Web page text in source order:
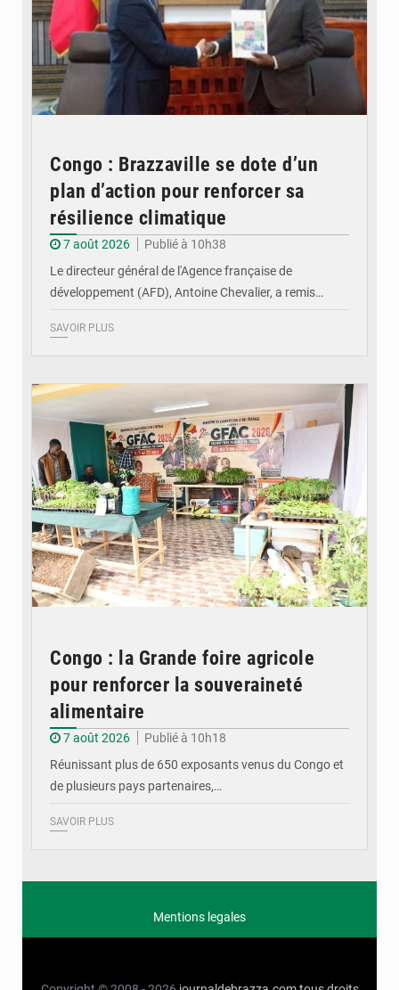
Congo : Brazzaville se dote d’un
plan d’action pour renforcer sa
résilience climatique
7 août 2026
Publié à 10h38
Le directeur général de l'Agence française de
développement (AFD), Antoine Chevalier, a remis…
SAVOIR PLUS
Congo : la Grande foire agricole
pour renforcer la souveraineté
alimentaire
7 août 2026
Publié à 10h18
Réunissant plus de 650 exposants venus du Congo et
de plusieurs pays partenaires,…
SAVOIR PLUS
Mentions legales